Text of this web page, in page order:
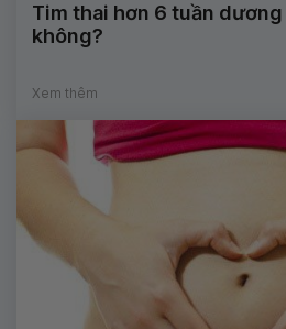
Tim thai hơn 6 tuần
không?
Xem thêm